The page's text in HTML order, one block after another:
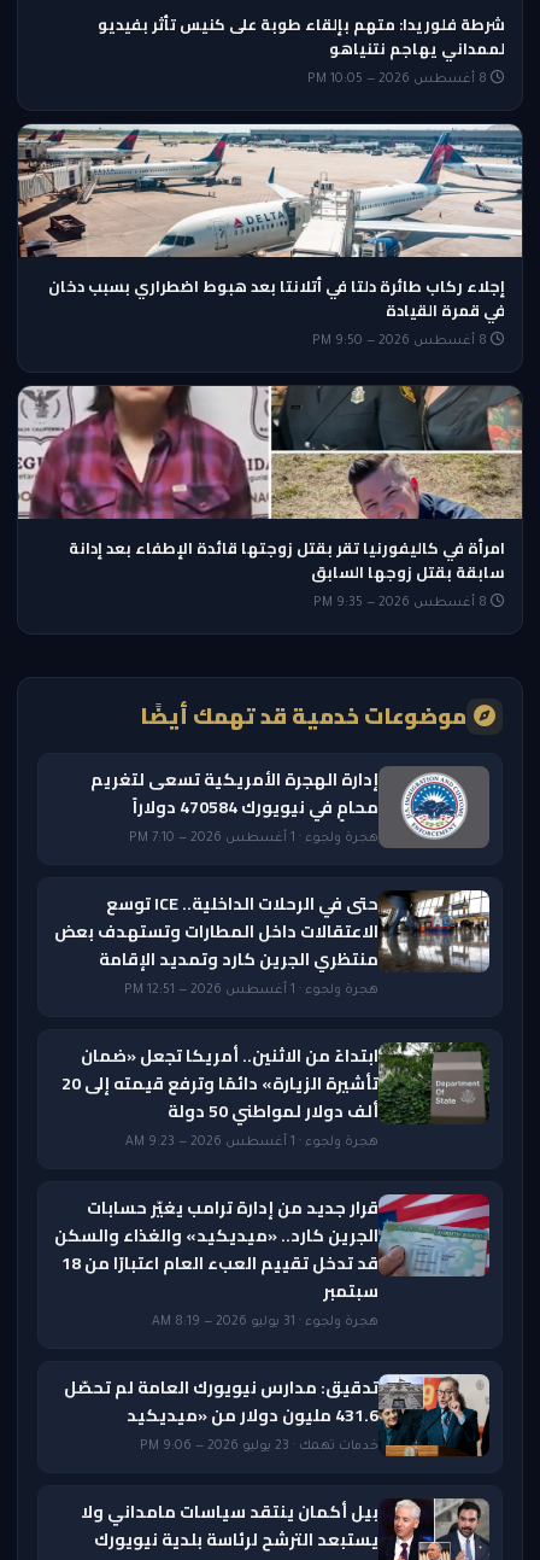
شرطة فلوريدا: متهم بإلقاء طوبة على كنيس تأثر بفيديو
لممداني يهاجم نتنياهو
إجلاء ركاب طائرة دلتا في أتلانتا بعد هبوط اضطراري بسبب دخان
في قمرة القيادة
امرأة في كاليفورنيا تقر بقتل زوجتها قائدة الإطفاء بعد إدانة
سابقة بقتل زوجها السابق
موضوعات خدمية قد تهمك أيضًا
إدارة الهجرة الأمريكية تسعى لتغريم
محامٍ في نيويورك 470584 دولاراً
هجرة ولجوء · 1 أغسطس 2026 — 7:10 PM
حتى في الرحلات الداخلية.. ICE توسع
الاعتقالات داخل المطارات وتستهدف بعض
منتظري الجرين كارد وتمديد الإقامة
هجرة ولجوء · 1 أغسطس 2026 — 12:51 PM
ابتداءً من الاثنين.. أمريكا تجعل «ضمان
تأشيرة الزيارة» دائمًا وترفع قيمته إلى 20
ألف دولار لمواطني 50 دولة
هجرة ولجوء · 1 أغسطس 2026 — 9:23 AM
قرار جديد من إدارة ترامب يغيّر حسابات
الجرين كارد.. «ميديكيد» والغذاء والسكن
قد تدخل تقييم العبء العام اعتبارًا من 18
سبتمبر
هجرة ولجوء · 31 يوليو 2026 — 8:19 AM
تدقيق: مدارس نيويورك العامة لم تحصّل
431.6 مليون دولار من «ميديكيد
خدمات تهمك · 23 يوليو 2026 — 9:06 PM
بيل أكمان ينتقد سياسات مامداني ولا
يستبعد الترشح لرئاسة بلدية نيويورك